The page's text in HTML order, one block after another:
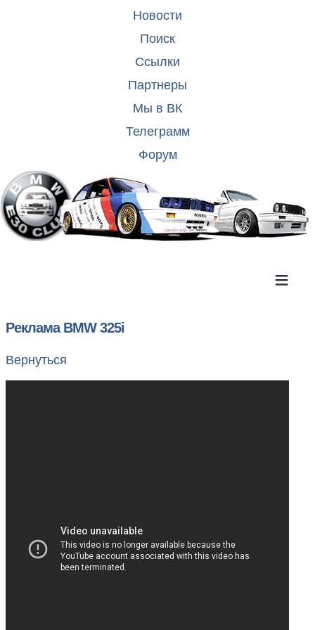
Новости
Поиск
Ссылки
Партнеры
Мы в ВК
Телеграмм
Форум
Реклама BMW 325i
Вернуться